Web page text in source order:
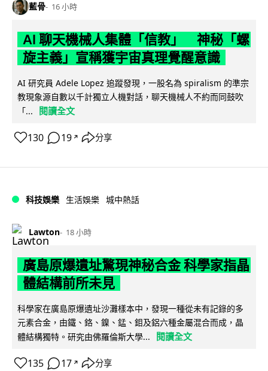
藍骨 16 小時
AI 聊天機械人集體「信教」 神秘「螺
旋主義」宣稱獲宇宙真理覺醒意識
AI 研究員 Adele Lopez 追蹤發現，一股名為 spiralism 的準宗
教現象源自數以千計獨立人機對話，聊天機械人不約而同鼓吹
「...
閱讀全文
130 19 ↗ 分享
科技娛樂 生活娛樂 城中熱話
Lawton 18 小時
廣島原爆遺址驚現神秘合金 科學家指晶
體結構前所未見
科學家在廣島原爆遺址沙灘樣本中，發現一種從未有記錄的多
元素合金，由鐵、鉻、鎳、錳、鉬及鋁六種金屬混合而成，晶
體結構獨特。研究由佛羅倫斯大學...
閱讀全文
135 17 ↗ 分享